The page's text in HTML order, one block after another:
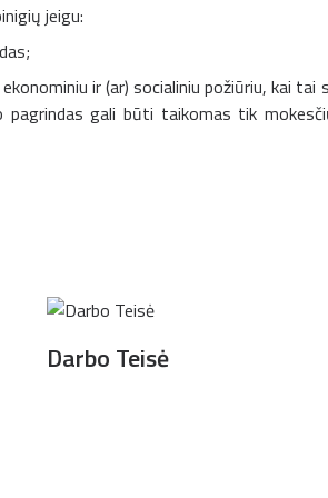
jeigu:
ir (ar) socialiniu požiūriu, kai tai
gali būti taikomas tik
Darbo Teisė